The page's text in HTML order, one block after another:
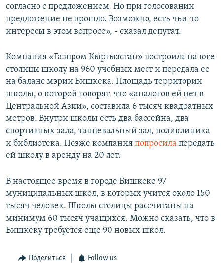
согласно с предложением. Но при голосовании
предложение не прошло. Возможно, есть чьи-то
интересы в этом вопросе», - сказал депутат.
Компания «Газпром Кыргызстан» построила на юге
столицы школу на 960 учебных мест и передала ее
на баланс мэрии Бишкека. Площадь территории
школы, о которой говорят, что «аналогов ей нет в
Центральной Азии», составила 6 тысяч квадратных
метров. Внутри школы есть два бассейна, два
спортивных зала, танцевальный зал, поликлиника
и библиотека. Позже компания попросила передать
ей школу в аренду на 20 лет.
В настоящее время в городе Бишкеке 97
муниципальных школ, в которых учится около 150
тысяч человек. Школы столицы рассчитаны на
минимум 60 тысяч учащихся. Можно сказать, что в
Бишкеку требуется еще 90 новых школ.
Поделиться Follow us